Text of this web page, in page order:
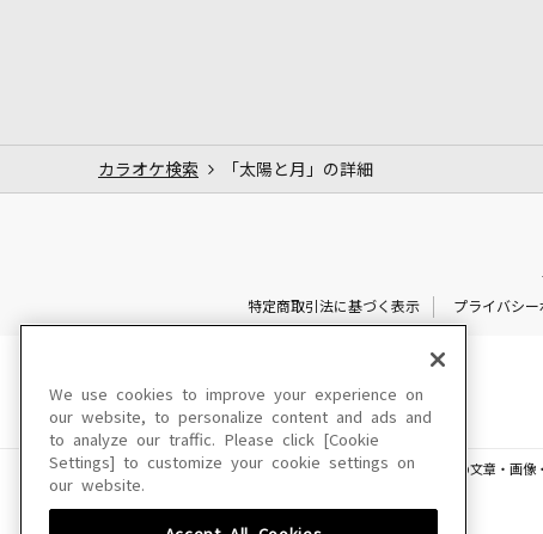
カラオケ検索 「太陽と月」の詳細
特定商取引法に基づく表示
プライバシー
このサイトに掲載されている一切の文章・画
We use cookies to improve your experience on
our website, to personalize content and ads and
to analyze our traffic. Please click [Cookie
Settings] to customize your cookie settings on
our website.